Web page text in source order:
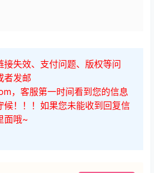
失效、支付问题、版权等问
者发邮
，客服第一时间看到您的信息
候！！！如果您未能收到回复信
面哦~